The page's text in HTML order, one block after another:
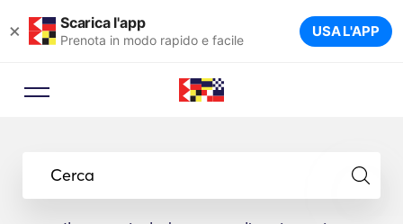
× Scarica l'app
Prenota in modo rapido e facile USA L'APP
Cerca